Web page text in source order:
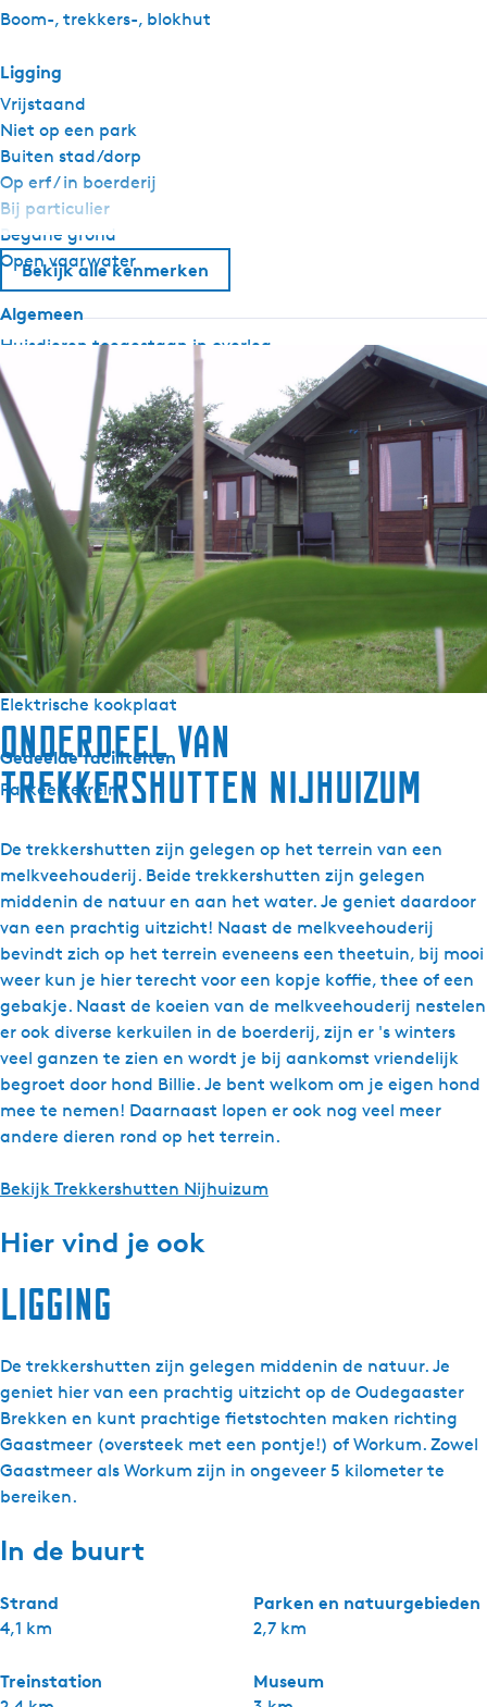
e
o
n
s
Boom-, trekkers-, blokhut
Ligging
Vrijstaand
Niet op een park
Buiten stad/dorp
Op erf / in boerderij
Bij particulier
Begane grond
Open vaarwater
Algemeen
Huisdieren toegestaan in overleg
Rookvrij
Sanitair
Gedeeld toilet
Verwarmd sanitair camping
Buiten
Eigen parkeerplaats
Tuin
Apparatuur
Waterkoker
Elektrische kookplaat
Gedeelde faciliteiten
Parkeerterrein
Bekijk alle kenmerken
Onderdeel van
Trekkershutten Nijhuizum
De trekkershutten zijn gelegen op het terrein van een
melkveehouderij. Beide trekkershutten zijn gelegen
middenin de natuur en aan het water. Je geniet daardoor
van een prachtig uitzicht! Naast de melkveehouderij
bevindt zich op het terrein eveneens een theetuin, bij mooi
weer kun je hier terecht voor een kopje koffie, thee of een
gebakje. Naast de koeien van de melkveehouderij nestelen
er ook diverse kerkuilen in de boerderij, zijn er 's winters
veel ganzen te zien en wordt je bij aankomst vriendelijk
begroet door hond Billie. Je bent welkom om je eigen hond
mee te nemen! Daarnaast lopen er ook nog veel meer
andere dieren rond op het terrein.
Bekijk Trekkershutten Nijhuizum
Hier vind je ook
Ligging
De trekkershutten zijn gelegen middenin de natuur. Je
geniet hier van een prachtig uitzicht op de Oudegaaster
Brekken en kunt prachtige fietstochten maken richting
Gaastmeer (oversteek met een pontje!) of Workum. Zowel
Gaastmeer als Workum zijn in ongeveer 5 kilometer te
bereiken.
In de buurt
Strand
4,1 km
Parken en natuurgebieden
2,7 km
Treinstation Museum